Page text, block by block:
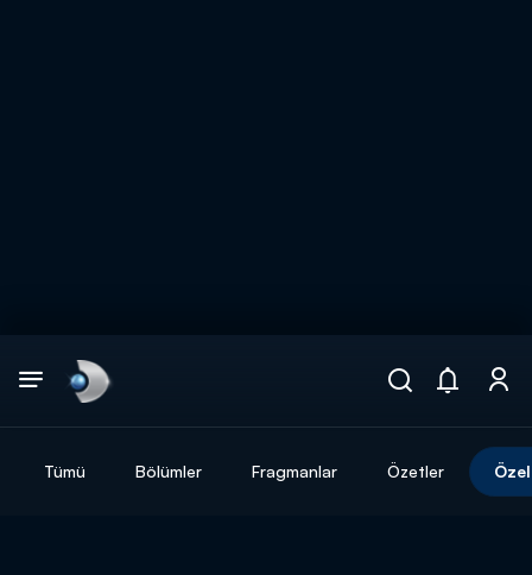
Tümü Bölümler Fragmanlar Özetler